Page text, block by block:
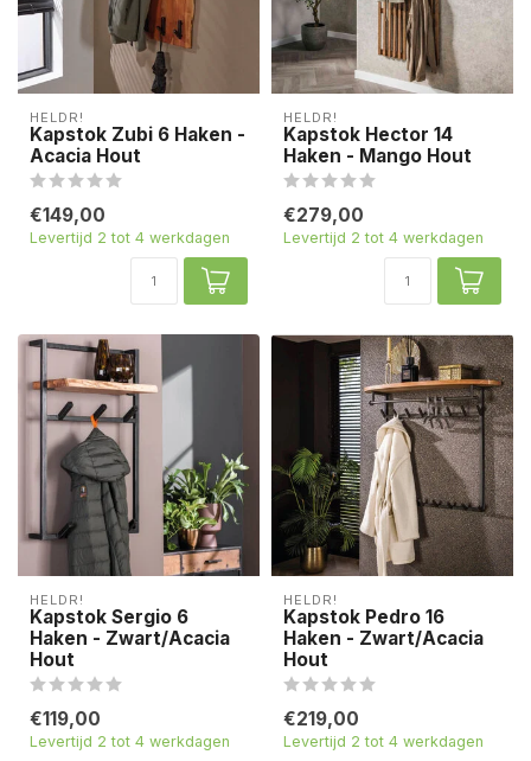
HELDR!
Kapstok Zubi 6 Haken -
Acacia Hout
€149,00
Levertijd 2 tot 4 werkdagen
HELDR!
Kapstok Hector 14
Haken - Mango Hout
€279,00
Levertijd 2 tot 4 werkdagen
HELDR!
Kapstok Sergio 6
Haken - Zwart/Acacia
Hout
€119,00
Levertijd 2 tot 4 werkdagen
HELDR!
Kapstok Pedro 16
Haken - Zwart/Acacia
Hout
€219,00
Levertijd 2 tot 4 werkdagen